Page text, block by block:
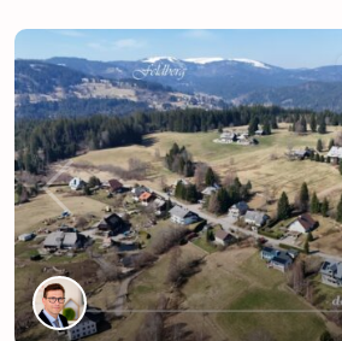
Previous